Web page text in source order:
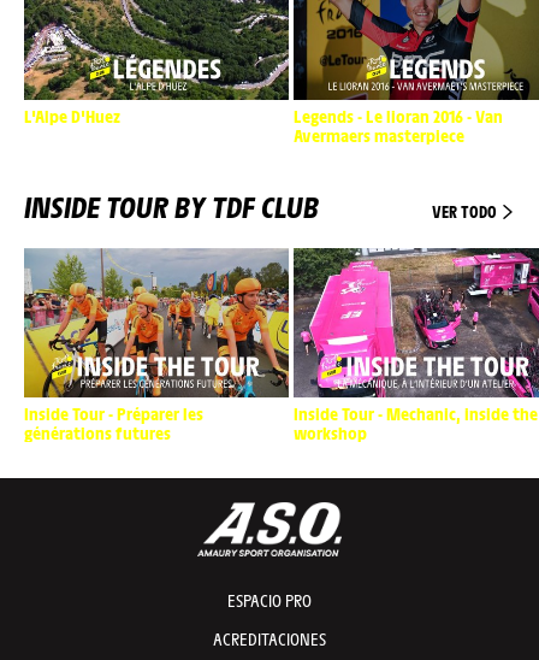
L'Alpe D'Huez
Legends - Le lioran 2016 - Van
Avermaers masterpiece
INSIDE TOUR BY TDF CLUB VER TODO
Inside Tour - Préparer les
générations futures
Inside Tour - Mechanic, inside the
workshop
ESPACIO PRO
ACREDITACIONES